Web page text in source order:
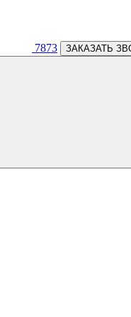
7873 ЗАКАЗАТЬ